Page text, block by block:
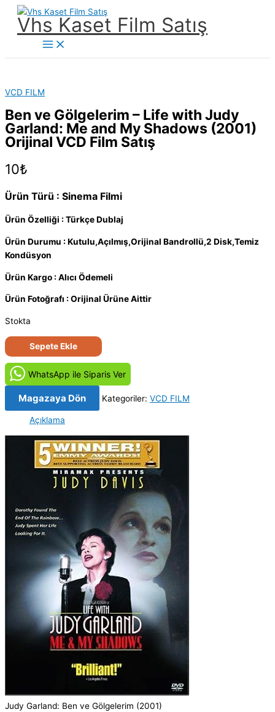
İçeriğe
Vhs Kaset Film Satış
Main
Menu
VCD FILM
Ben ve Gölgelerim – Life with Judy
Garland: Me and My Shadows (2001)
Orijinal VCD Film Satış
10₺
Ürün Türü : Sinema Filmi
Ürün Özelliği : Türkçe Dublaj
Ürün Durumu : Kutulu,Açılmış,Orijinal Bandrollü,2 Disk,Temiz
Kondüsyon
Ürün Kargo : Alıcı Ödemeli
Ürün Fotoğrafı : Orijinal Ürüne Aittir
Stokta
Ben
ve
Gölgelerim
-
with
Garland:
(2001)
Orijinal
VCD
Sepete Ekle
WhatsApp ile Siparis Ver
Magazaya Dön Kategoriler: VCD FILM
Açıklama
Judy Garland: Ben ve Gölgelerim (2001)